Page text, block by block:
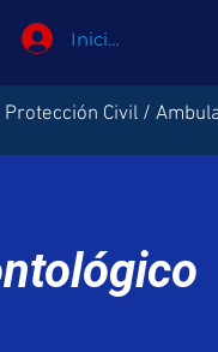
Iniciar sesión
Protección Civil /